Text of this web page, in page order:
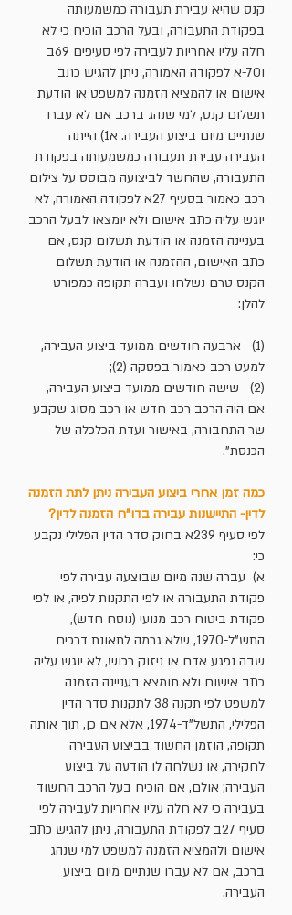
קנס שהיא עבירת תעבורה כמשמעותה
בפקודת התעבורה, ובעל הרכב הוכיח כי לא
חלה עליו אחריות לעבירה לפי סעיפים 69ב
ו70-א לפקודה האמורה, ניתן להגיש כתב
אישום או להמציא הזמנה למשפט או הודעת
תשלום קנס, למי שנהג ברכב אם לא עברו
שנתיים מיום ביצוע העבירה. א1) הייתה
העבירה עבירת תעבורה כמשמעותה בפקודת
התעבורה, שהחשד לביצועה מבוסס על צילום
רכב כאמור בסעיף 27א לפקודה האמורה, לא
יוגש עליה כתב אישום ולא יומצאו לבעל הרכב
בעניינה הזמנה או הודעת תשלום קנס, אם
כתב האישום, ההזמנה או הודעת תשלום
הקנס טרם נשלחו ועברה תקופה כמפורט
להלן:
(1) ארבעה חודשים ממועד ביצוע העבירה,
למעט רכב כאמור בפסקה (2);
(2) שישה חודשים ממועד ביצוע העבירה,
אם היה הרכב רכב חדש או רכב מסוג שקבע
שר התחבורה, באישור ועדת הכלכלה של
הכנסת".
כמה זמן אחרי ביצוע העבירה ניתן לתת הזמנה
לדין- התיישנות עבירה בדו"ח הזמנה לדין?
לפי סעיף 239א בחוק סדר הדין הפלילי נקבע
כי:
א) עברה שנה מיום שבוצעה עבירה לפי
פקודת התעבורה או לפי התקנות לפיה, או לפי
פקודת ביטוח רכב מנועי (נוסח חדש),
התש"ל-1970, שלא גרמה לתאונת דרכים
שבה נפגע אדם או ניזוק רכוש, לא יוגש עליה
כתב אישום ולא תומצא בעניינה הזמנה
למשפט לפי תקנה 38 לתקנות סדר הדין
הפלילי, התשל"ד-1974, אלא אם כן, תוך אותה
תקופה, הוזמן החשוד בביצוע העבירה
לחקירה, או נשלחה לו הודעה על ביצוע
העבירה; אולם, אם הוכיח בעל הרכב החשוד
בעבירה כי לא חלה עליו אחריות לעבירה לפי
סעיף 27ב לפקודת התעבורה, ניתן להגיש כתב
אישום ולהמציא הזמנה למשפט למי שנהג
ברכב, אם לא עברו שנתיים מיום ביצוע
העבירה.